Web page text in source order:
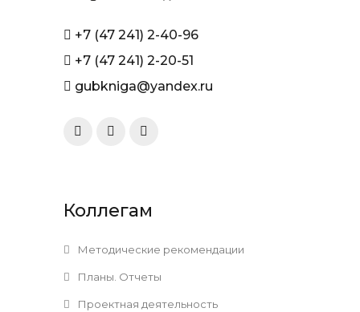
+7 (47 241) 2-40-96
+7 (47 241) 2-20-51
gubkniga@yandex.ru
Коллегам
Методические рекомендации
Планы. Отчеты
Проектная деятельность